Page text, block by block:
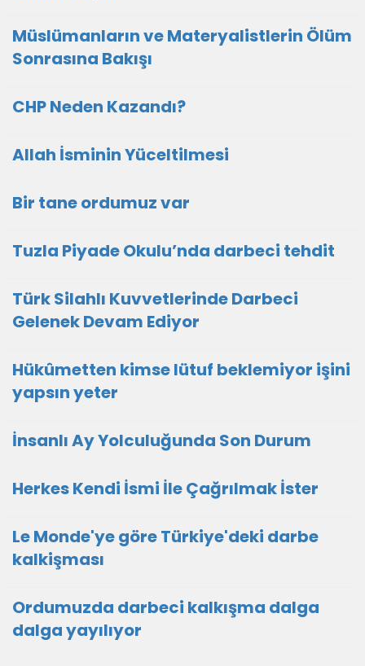
Müslümanların ve Materyalistlerin Ölüm
Sonrasına Bakışı
CHP Neden Kazandı?
Allah İsminin Yüceltilmesi
Bir tane ordumuz var
Tuzla Piyade Okulu’nda darbeci tehdit
Türk Silahlı Kuvvetlerinde Darbeci
Gelenek Devam Ediyor
Hükûmetten kimse lütuf beklemiyor işini
yapsın yeter
İnsanlı Ay Yolculuğunda Son Durum
Herkes Kendi İsmi İle Çağrılmak İster
Le Monde'ye göre Türkiye'deki darbe
kalkişması
Ordumuzda darbeci kalkışma dalga
dalga yayılıyor